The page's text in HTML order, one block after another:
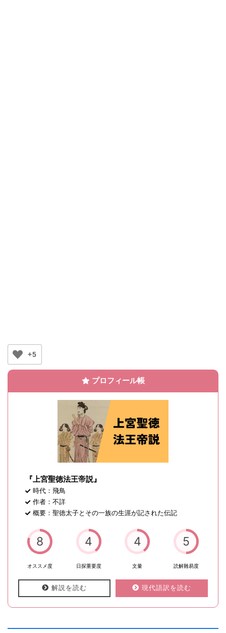
+5
プロフィール帳
『上宮聖徳法王帝説』
時代：飛鳥
作者：不詳
概要：聖徳太子とその一族の生涯が記された伝記
8
オススメ度
4
日探重要度
4
文量
5
読解難易度
解説を読む 現代語訳を読む